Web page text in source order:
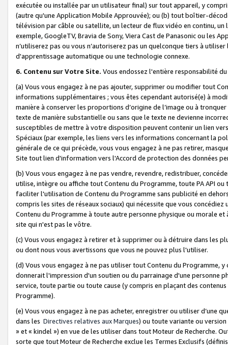
exécutée ou installée par un utilisateur final) sur tout appareil, y
(autre qu'une Application Mobile Approuvée); ou (b) tout boîtier-
télévision par câble ou satellite, un lecteur de flux vidéo en continu,
exemple, GoogleTV, Bravia de Sony, Viera Cast de Panasonic ou les
n’utiliserez pas ou vous n’autoriserez pas un quelconque tiers à
d'apprentissage automatique ou une technologie connexe.
6. Contenu sur Votre Site. Vous endossez l'entière responsabilité
(a) Vous vous engagez à ne pas ajouter, supprimer ou modifier tout
informations supplémentaires ; vous êtes cependant autorisé(e) à
manière à conserver les proportions d’origine de l’image ou à
texte de manière substantielle ou sans que le texte ne devienne
susceptibles de mettre à votre disposition peuvent contenir un lien
Spéciaux (par exemple, les liens vers les informations concernant la
générale de ce qui précède, vous vous engagez à ne pas retirer,
Site tout lien d'information vers l'Accord de protection des données
(b) Vous vous engagez à ne pas vendre, revendre, redistribuer,
utilise, intègre ou affiche tout Contenu du Programme, toute PA API
faciliter l'utilisation de Contenu du Programme sans publicité en
compris les sites de réseaux sociaux) qui nécessite que vous
Contenu du Programme à toute autre personne physique ou morale
site qui n'est pas le vôtre.
(c) Vous vous engagez à retirer et à supprimer ou à détruire dans les
ou dont nous vous avertissons que vous ne pouvez plus l'utiliser.
(d) Vous vous engagez à ne pas utiliser tout Contenu du Programme,
donnerait l'impression d'un soutien ou du parrainage d'une personne
service, toute partie ou toute cause (y compris en plaçant des
Programme).
(e) Vous vous engagez à ne pas acheter, enregistrer ou utiliser d’une
dans les Directives relatives aux Marques) ou toute variante ou
» et « kindel ») en vue de les utiliser dans tout Moteur de Recherche.
sorte que tout Moteur de Recherche exclue les Termes Exclusifs